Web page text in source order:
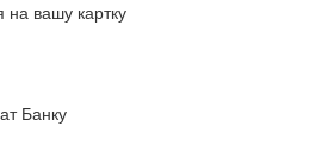
на вашу картку
Банку